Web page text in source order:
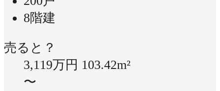
8階建
売ると？
3,119万円 103.42m²
〜